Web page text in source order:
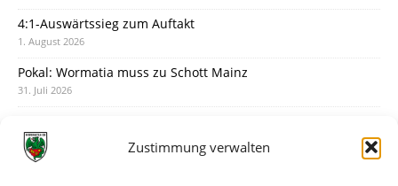
Zustimmung verwalten
4:1-Auswärtssieg zum Auftakt
1. August 2026
Pokal: Wormatia muss zu Schott Mainz
31. Juli 2026
30. Juli 2026